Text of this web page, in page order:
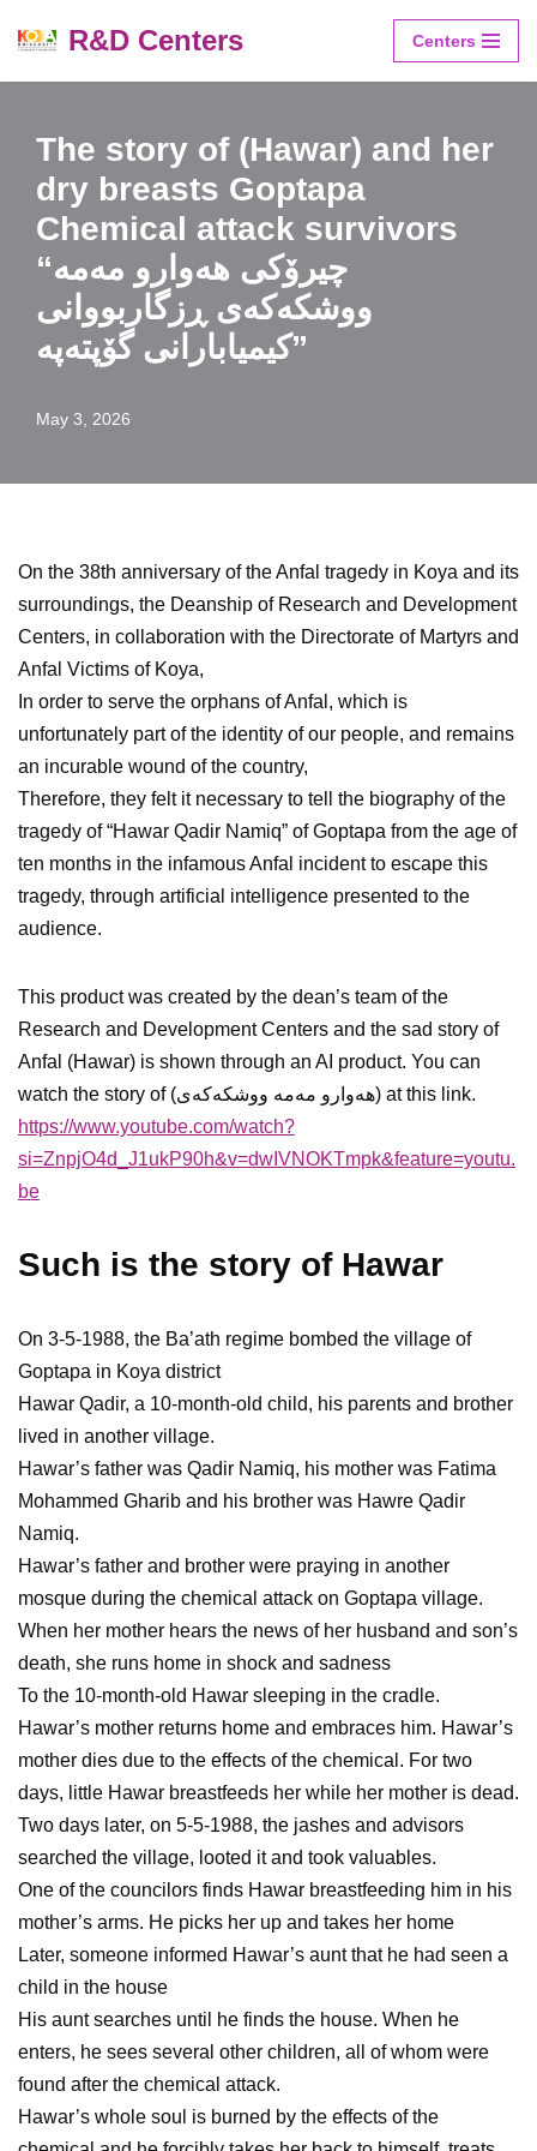
R&D Centers Centers
The story of (Hawar) and her
dry breasts Goptapa
Chemical attack survivors
“چیرۆکی هەوارو مەمە
ووشکەکەی ڕزگاربووانی
کیمیابارانی گۆپتەپە”
May 3, 2026
On the 38th anniversary of the Anfal tragedy in Koya and its
surroundings, the Deanship of Research and Development
Centers, in collaboration with the Directorate of Martyrs and
Anfal Victims of Koya,
In order to serve the orphans of Anfal, which is
unfortunately part of the identity of our people, and remains
an incurable wound of the country,
Therefore, they felt it necessary to tell the biography of the
tragedy of “Hawar Qadir Namiq” of Goptapa from the age of
ten months in the infamous Anfal incident to escape this
tragedy, through artificial intelligence presented to the
audience.
This product was created by the dean’s team of the
Research and Development Centers and the sad story of
Anfal (Hawar) is shown through an AI product. You can
watch the story of (هەوارو مەمە ووشکەکەی) at this link.
https://www.youtube.com/watch?
si=ZnpjO4d_J1ukP90h&v=dwIVNOKTmpk&feature=youtu.
be
Such is the story of Hawar
On 3-5-1988, the Ba’ath regime bombed the village of
Goptapa in Koya district
Hawar Qadir, a 10-month-old child, his parents and brother
lived in another village.
Hawar’s father was Qadir Namiq, his mother was Fatima
Mohammed Gharib and his brother was Hawre Qadir
Namiq.
Hawar’s father and brother were praying in another
mosque during the chemical attack on Goptapa village.
When her mother hears the news of her husband and son’s
death, she runs home in shock and sadness
To the 10-month-old Hawar sleeping in the cradle.
Hawar’s mother returns home and embraces him. Hawar’s
mother dies due to the effects of the chemical. For two
days, little Hawar breastfeeds her while her mother is dead.
Two days later, on 5-5-1988, the jashes and advisors
searched the village, looted it and took valuables.
One of the councilors finds Hawar breastfeeding him in his
mother’s arms. He picks her up and takes her home
Later, someone informed Hawar’s aunt that he had seen a
child in the house
His aunt searches until he finds the house. When he
enters, he sees several other children, all of whom were
found after the chemical attack.
Hawar’s whole soul is burned by the effects of the